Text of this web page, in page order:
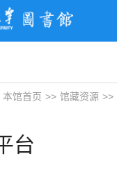
本馆首页 >> 馆藏资源 >>
台